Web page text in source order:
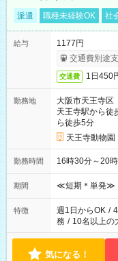
派遣 職種未経験OK 社
給与
1177円
交通費別途
交通費 1日450
勤務地
大阪市天王寺区
天王寺駅から徒
ら徒歩5分
天王寺動物園
勤務時間 16時30分～20
期間 ≪短期＊単発≫
特徴 週1日からOK /
務 / 10名以上の
気になる！